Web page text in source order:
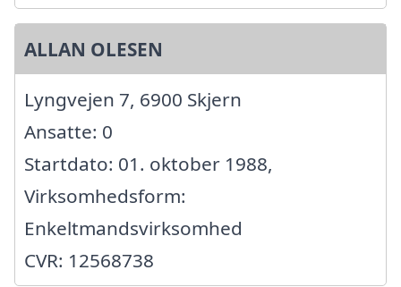
ALLAN OLESEN
Lyngvejen 7, 6900 Skjern
Ansatte: 0
Startdato: 01. oktober 1988,
Virksomhedsform:
Enkeltmandsvirksomhed
CVR: 12568738